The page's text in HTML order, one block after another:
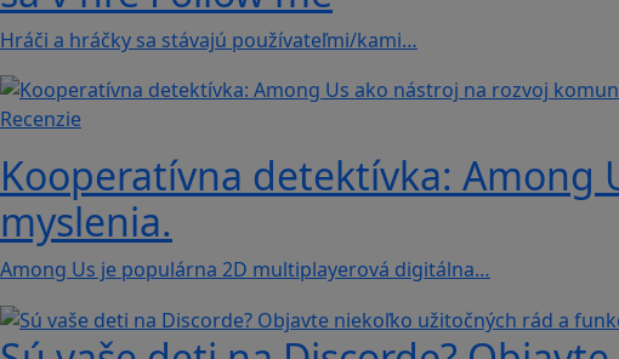
Hráči a hráčky sa stávajú používateľmi/kami…
Recenzie
Kooperatívna detektívka: Among
myslenia.
Among Us je populárna 2D multiplayerová digitálna…